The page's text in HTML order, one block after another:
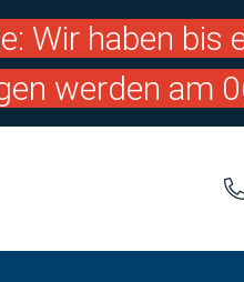
Wir haben
werden am